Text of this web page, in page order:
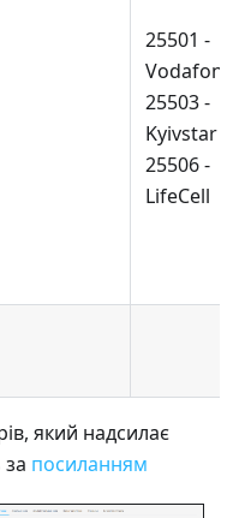
25501 -
Vodafone
25503 -
Kyivstar
25506 -
LifeCell
який надсилає
посиланням